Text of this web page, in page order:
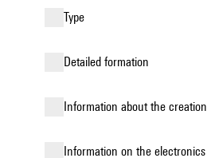
type
detailed formation
information about the creation
Information on the electronics